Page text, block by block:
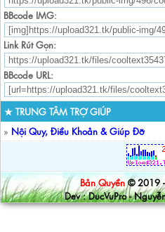
BBcode IMG:
Link Rút Gọn:
BBcode URL:
★ TRUNG TÂM TRỢ GIÚP
» Nội Quy, Điều Khoản & Giúp Đỡ
Bản Quyền © 2019
Dev : DucVuPro -